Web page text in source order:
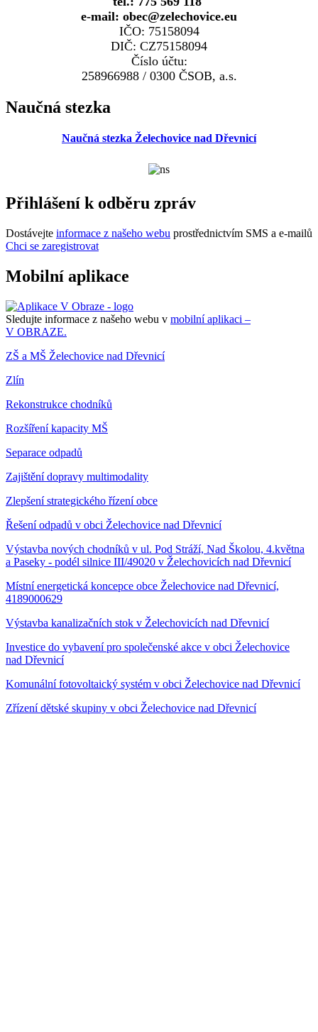
e-mail: obec@zelechovice.eu
IČO: 75158094
DIČ: CZ75158094
Číslo účtu:
258966988 / 0300 ČSOB, a.s.
Naučná stezka
Naučná stezka Želechovice nad Dřevnicí
Přihlášení k odběru zpráv
Dostávejte informace z našeho webu prostřednictvím SMS a e-mailů
Chci se zaregistrovat
Mobilní aplikace
Sledujte informace z našeho webu v mobilní aplikaci –
V OBRAZE.
ZŠ a MŠ Želechovice nad Dřevnicí
Zlín
Rekonstrukce chodníků
Rozšíření kapacity MŠ
Separace odpadů
Zajištění dopravy multimodality
Zlepšení strategického řízení obce
Řešení odpadů v obci Želechovice nad Dřevnicí
Výstavba nových chodníků v ul. Pod Stráží, Nad Školou, 4.května
a Paseky - podél silnice III/49020 v Želechovicích nad Dřevnicí
Místní energetická koncepce obce Želechovice nad Dřevnicí,
4189000629
Výstavba kanalizačních stok v Želechovicích nad Dřevnicí
Investice do vybavení pro společenské akce v obci Želechovice
nad Dřevnicí
Komunální fotovoltaický systém v obci Želechovice nad Dřevnicí
Zřízení dětské skupiny v obci Želechovice nad Dřevnicí